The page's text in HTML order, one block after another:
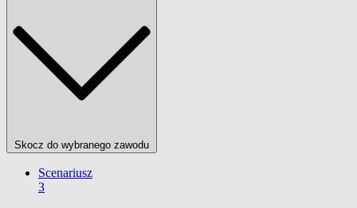
Skocz do wybranego zawodu
Scenariusz
3